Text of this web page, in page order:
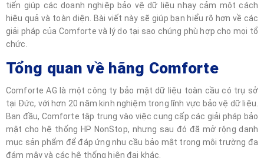
tiến giúp các doanh nghiệp bảo vệ dữ liệu nhạy cảm một cách
hiệu quả và toàn diện. Bài viết này sẽ giúp bạn hiểu rõ hơn về các
giải pháp của Comforte và lý do tại sao chúng phù hợp cho mọi tổ
chức.
Tổng quan về hãng Comforte
Comforte AG là một công ty bảo mật dữ liệu toàn cầu có trụ sở
tại Đức, với hơn 20 năm kinh nghiệm trong lĩnh vực bảo vệ dữ liệu.
Ban đầu, Comforte tập trung vào việc cung cấp các giải pháp bảo
mật cho hệ thống HP NonStop, nhưng sau đó đã mở rộng danh
mục sản phẩm để đáp ứng nhu cầu bảo mật trong môi trường đa
đám mây và các hệ thống hiện đại khác.